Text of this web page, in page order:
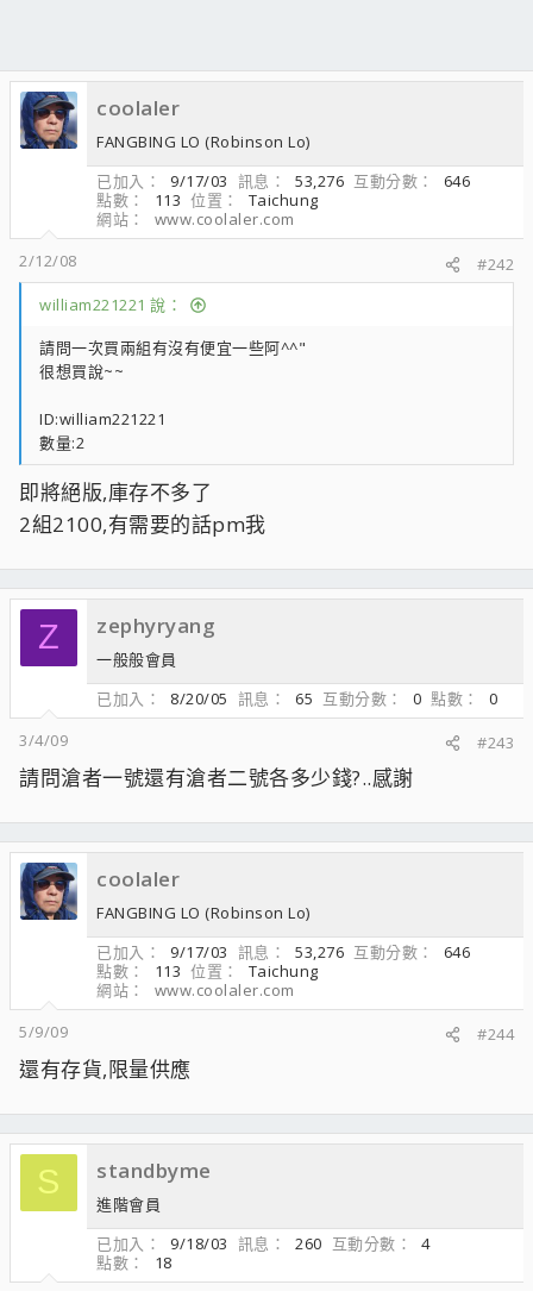
coolaler
FANGBING LO (Robinson Lo)
已加入
9/17/03 訊息 53,276 互動分數
646
點數
113 位置
Taichung
網站
www.coolaler.com
2/12/08
#242
william221221 說：
請問一次買兩組有沒有便宜一些阿^^"
很想買說~~
ID:william221221
數量:2
即將絕版,庫存不多了
2組2100,有需要的話pm我
Z zephyryang
一般般會員
已加入
8/20/05 訊息 65 互動分數 0 點數
0
3/4/09
#243
請問滄者一號還有滄者二號各多少錢?..感謝
coolaler
FANGBING LO (Robinson Lo)
已加入
9/17/03 訊息 53,276 互動分數
646
點數
113 位置
Taichung
網站
www.coolaler.com
5/9/09
#244
還有存貨,限量供應
S standbyme
進階會員
已加入
9/18/03 訊息 260 互動分數
4
點數
18